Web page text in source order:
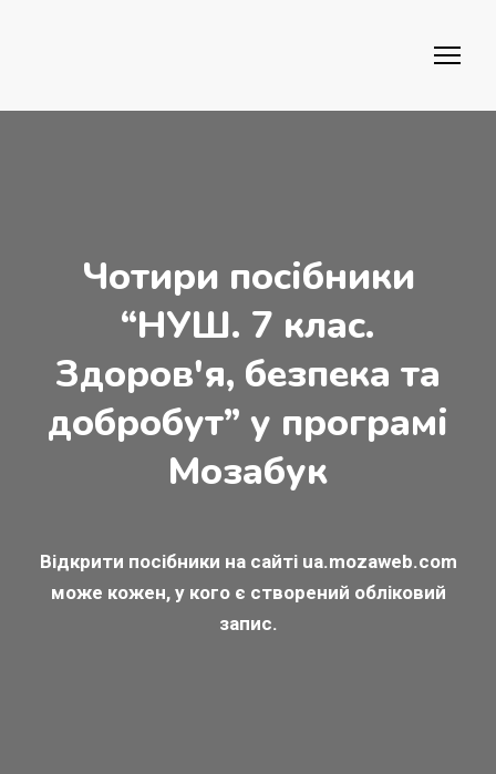
Чотири посібники
“НУШ. 7 клас.
Здоров'я, безпека та
добробут” у програмі
Мозабук
Відкрити посібники на сайті ua.mozaweb.com
може кожен, у кого є створений обліковий
запис.